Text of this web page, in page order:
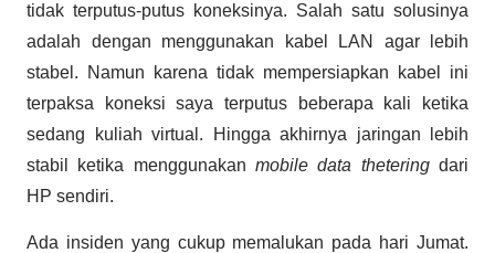
tidak terputus-putus koneksinya. Salah satu solusinya
adalah dengan menggunakan kabel LAN agar lebih
stabel. Namun karena tidak mempersiapkan kabel ini
terpaksa koneksi saya terputus beberapa kali ketika
sedang kuliah virtual. Hingga akhirnya jaringan lebih
stabil ketika menggunakan mobile data thetering dari
HP sendiri.
Ada insiden yang cukup memalukan pada hari Jumat.